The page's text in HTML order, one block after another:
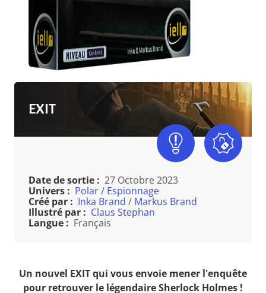
EXIT
Date de sortie : 27 Octobre 2023
Univers : Polar / Espionnage
Créé par : Inka Brand / Markus Brand
Illustré par : Claus Stephan
Langue : Français
Un nouvel EXIT qui vous envoie mener l'enquête
pour retrouver le légendaire Sherlock Holmes !